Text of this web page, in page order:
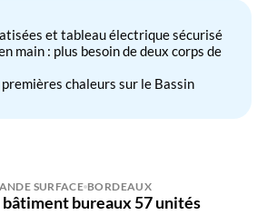
et tableau électrique sécurisé
main : plus besoin de deux corps de
chaleurs sur le Bassin
SURFACE BORDEAUX
bâtiment bureaux 57 unités